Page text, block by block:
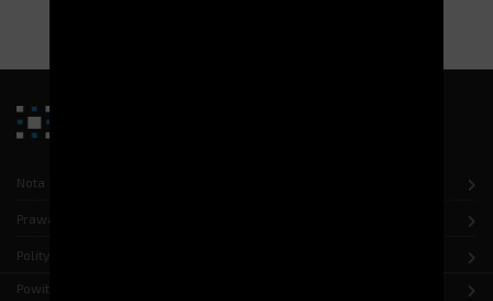
Nota prawna
Prawa autorskie
Polityka ochrony danych
Powitanie